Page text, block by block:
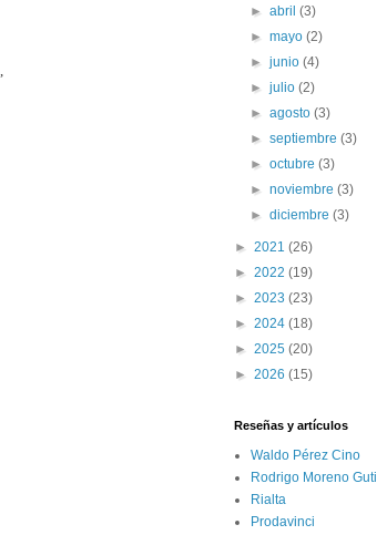
►abril(3)
►mayo(2)
►junio(4)
►julio(2)
►agosto(3)
►septiembre(3)
►octubre(3)
►noviembre(3)
►diciembre(3)
► 2021 (26)
► 2022 (19)
► 2023 (23)
► 2024 (18)
► 2025 (20)
► 2026 (15)
Reseñas y artículos
Waldo Pérez Cino
Rodrigo Moreno
Rialta
Prodavinci